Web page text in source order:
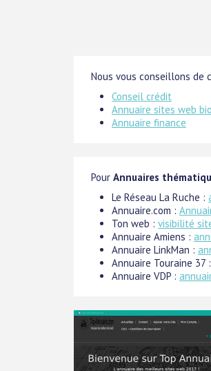
Nous vous conseillons de
Conseil crédit
Annuaire sites web bio
Annuaire finance
Pour Annuaires
Le Réseau La Ruche :
Annuaire.com :
Ton web : visibilité
Annuaire Amiens :
Annuaire LinkMan :
Annuaire Touraine 37 :
Annuaire VDP :